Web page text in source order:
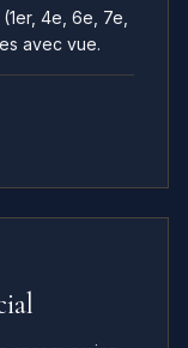
4e, 6e, 7e,
avec vue.